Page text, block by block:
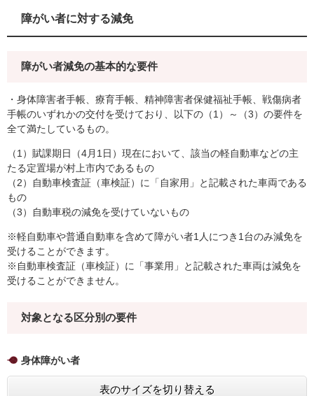
障がい者に対する減免
障がい者減免の基本的な要件
・身体障害者手帳、療育手帳、精神障害者保健福祉手帳、戦傷病者
手帳のいずれかの交付を受けており、以下の（1）～（3）の要件を
全て満たしているもの。
（1）賦課期日（4月1日）現在において、該当の軽自動車などの主
たる定置場が村上市内であるもの
（2）自動車検査証（車検証）に「自家用」と記載された車両である
もの
（3）自動車税の減免を受けていないもの
※軽自動車や普通自動車を含めて障がい者1人につき1台のみ減免を
受けることができます。
※自動車検査証（車検証）に「事業用」と記載された車両は減免を
受けることができません。
対象となる区分別の要件
身体障がい者
表のサイズを切り替える